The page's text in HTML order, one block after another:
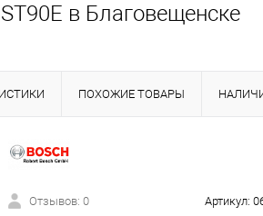
в Благовещенске
ПОХОЖИЕ ТОВАРЫ
Отзывов: 0 Артикул: